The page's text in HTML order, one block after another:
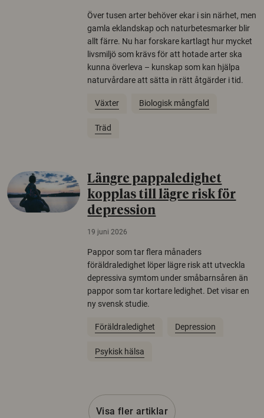
Över tusen arter behöver ekar i sin närhet, men
gamla eklandskap och naturbetesmarker blir
allt färre. Nu har forskare kartlagt hur mycket
livsmiljö som krävs för att hotade arter ska
kunna överleva – kunskap som kan hjälpa
naturvårdare att sätta in rätt åtgärder i tid.
Växter Biologisk mångfald
Träd
Längre pappaledighet
kopplas till lägre risk för
depression
19 juni 2026
Pappor som tar flera månaders
föräldraledighet löper lägre risk att utveckla
depressiva symtom under småbarnsåren än
pappor som tar kortare ledighet. Det visar en
ny svensk studie.
Föräldraledighet Depression
Psykisk hälsa
Visa fler artiklar